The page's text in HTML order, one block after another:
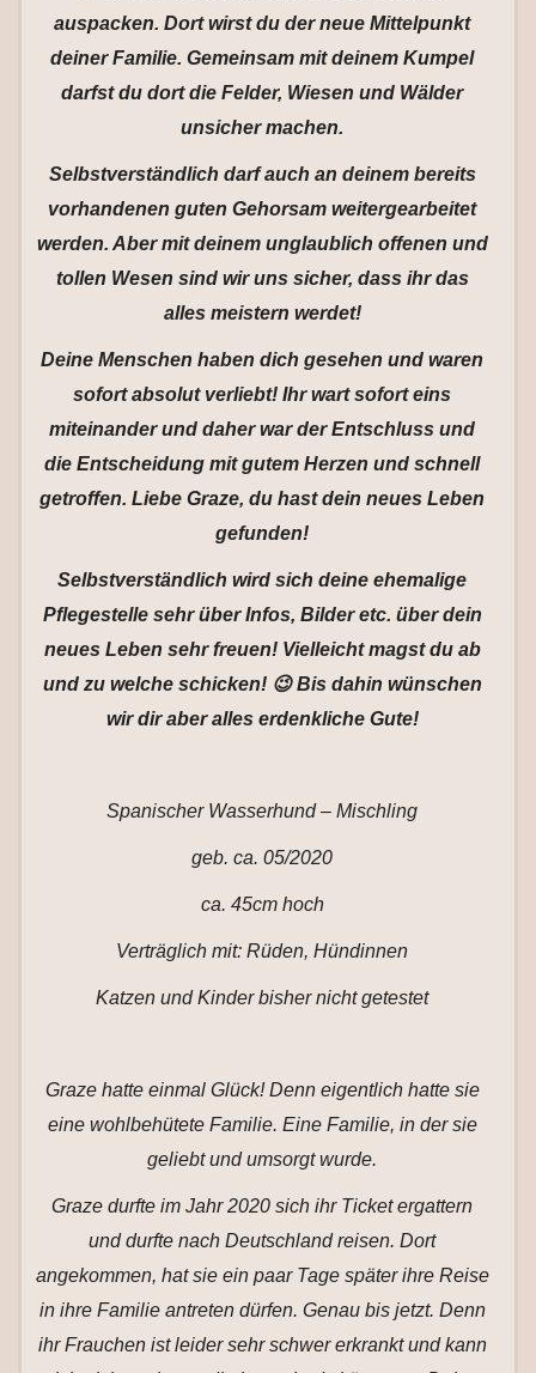
auspacken. Dort wirst du der neue Mittelpunkt
deiner Familie. Gemeinsam mit deinem Kumpel
darfst du dort die Felder, Wiesen und Wälder
unsicher machen.
Selbstverständlich darf auch an deinem bereits
vorhandenen guten Gehorsam weitergearbeitet
werden. Aber mit deinem unglaublich offenen und
tollen Wesen sind wir uns sicher, dass ihr das
alles meistern werdet!
Deine Menschen haben dich gesehen und waren
sofort absolut verliebt! Ihr wart sofort eins
miteinander und daher war der Entschluss und
die Entscheidung mit gutem Herzen und schnell
getroffen. Liebe Graze, du hast dein neues Leben
gefunden!
Selbstverständlich wird sich deine ehemalige
Pflegestelle sehr über Infos, Bilder etc. über dein
neues Leben sehr freuen! Vielleicht magst du ab
und zu welche schicken! 😉 Bis dahin wünschen
wir dir aber alles erdenkliche Gute!
Spanischer Wasserhund – Mischling
geb. ca. 05/2020
ca. 45cm hoch
Verträglich mit: Rüden, Hündinnen
Katzen und Kinder bisher nicht getestet
Graze hatte einmal Glück! Denn eigentlich hatte sie
eine wohlbehütete Familie. Eine Familie, in der sie
geliebt und umsorgt wurde.
Graze durfte im Jahr 2020 sich ihr Ticket ergattern
und durfte nach Deutschland reisen. Dort
angekommen, hat sie ein paar Tage später ihre Reise
in ihre Familie antreten dürfen. Genau bis jetzt. Denn
ihr Frauchen ist leider sehr schwer erkrankt und kann